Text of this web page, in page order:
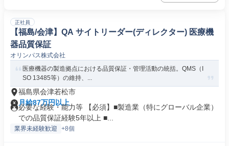
正社員
【福島/会津】QA サイトリーダー(ディレクター) 医療機
器品質保証
オリンパス株式会社
医療機器の製造拠点における品質保証・管理活動の統括。QMS（I
SO 13485等）の維持、...
福島県会津若松市
月給87万円以上
必要な経験・能力等 【必須】■製造業（特にグローバル企業）
での品質保証経験5年以上 ■...
業界未経験歓迎 +8個